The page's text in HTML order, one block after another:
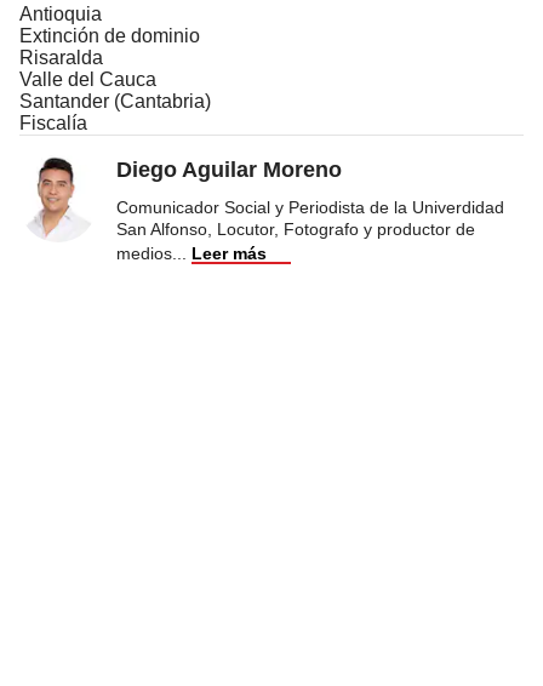
Antioquia
Extinción de dominio
Risaralda
Valle del Cauca
Santander (Cantabria)
Fiscalía
Diego Aguilar Moreno
Comunicador Social y Periodista de la Univerdidad
San Alfonso, Locutor, Fotografo y productor de
medios
Leer más